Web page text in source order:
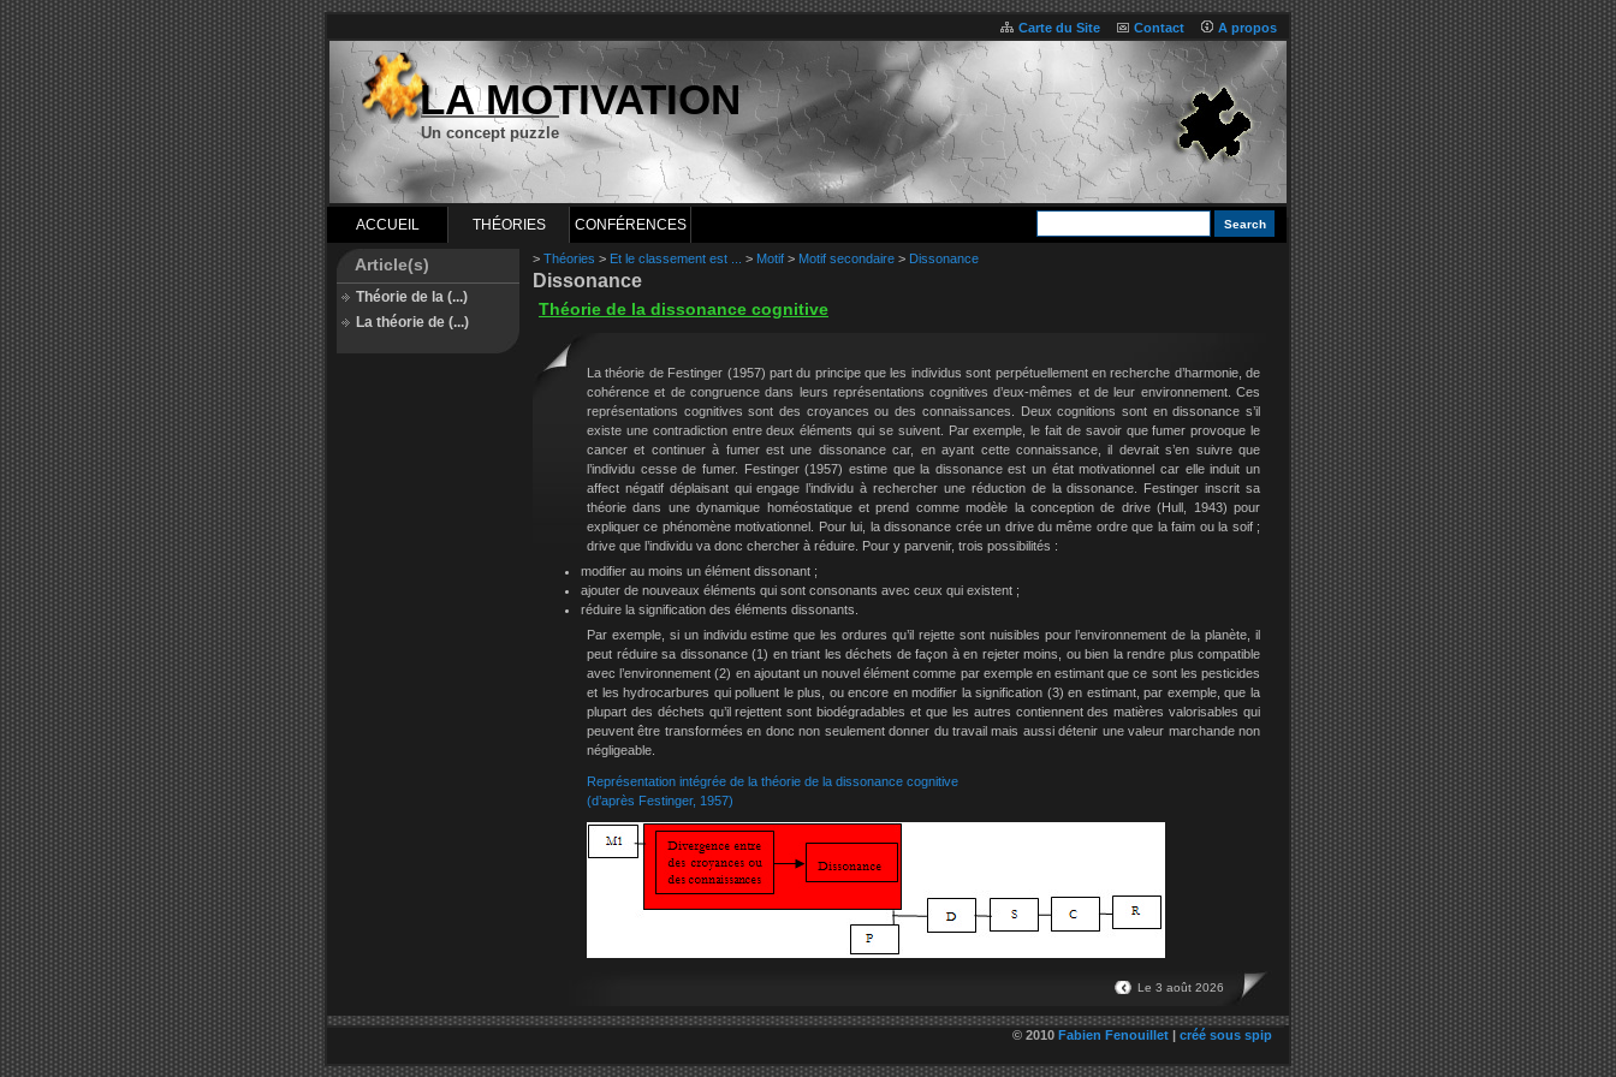
Carte du Site Contact A propos
LA MOTIVATION
Un concept puzzle
ACCUEIL THÉORIES CONFÉRENCES
Article(s)
Théorie de la (...)
La théorie de (...)
> Théories > Et le classement est ... > Motif > Motif secondaire > Dissonance
Dissonance
Théorie de la dissonance cognitive
La théorie de Festinger (1957) part du principe que les individus sont perpétuellement en recherche d’harmonie, de
cohérence et de congruence dans leurs représentations cognitives d’eux-mêmes et de leur environnement. Ces
représentations cognitives sont des croyances ou des connaissances. Deux cognitions sont en dissonance s’il
existe une contradiction entre deux éléments qui se suivent. Par exemple, le fait de savoir que fumer provoque le
cancer et continuer à fumer est une dissonance car, en ayant cette connaissance, il devrait s’en suivre que
l’individu cesse de fumer. Festinger (1957) estime que la dissonance est un état motivationnel car elle induit un
affect négatif déplaisant qui engage l’individu à rechercher une réduction de la dissonance. Festinger inscrit sa
théorie dans une dynamique homéostatique et prend comme modèle la conception de drive (Hull, 1943) pour
expliquer ce phénomène motivationnel. Pour lui, la dissonance crée un drive du même ordre que la faim ou la soif ;
drive que l’individu va donc chercher à réduire. Pour y parvenir, trois possibilités :
modifier au moins un élément dissonant ;
ajouter de nouveaux éléments qui sont consonants avec ceux qui existent ;
réduire la signification des éléments dissonants.
Par exemple, si un individu estime que les ordures qu’il rejette sont nuisibles pour l’environnement de la planète, il
peut réduire sa dissonance (1) en triant les déchets de façon à en rejeter moins, ou bien la rendre plus compatible
avec l’environnement (2) en ajoutant un nouvel élément comme par exemple en estimant que ce sont les pesticides
et les hydrocarbures qui polluent le plus, ou encore en modifier la signification (3) en estimant, par exemple, que la
plupart des déchets qu’il rejettent sont biodégradables et que les autres contiennent des matières valorisables qui
peuvent être transformées en donc non seulement donner du travail mais aussi détenir une valeur marchande non
négligeable.
Représentation intégrée de la théorie de la dissonance cognitive
(d’après Festinger, 1957)
Le 3 août 2026
© 2010 Fabien Fenouillet | créé sous spip